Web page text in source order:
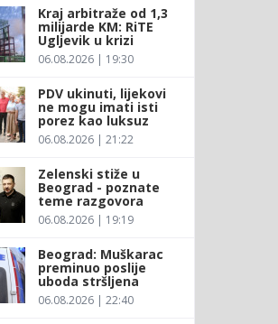
Kraj arbitraže od 1,3
milijarde KM: RiTE
Ugljevik u krizi
06.08.2026 | 19:30
PDV ukinuti, lijekovi
ne mogu imati isti
porez kao luksuz
06.08.2026 | 21:22
Zelenski stiže u
Beograd - poznate
teme razgovora
06.08.2026 | 19:19
Beograd: Muškarac
preminuo poslije
uboda stršljena
06.08.2026 | 22:40